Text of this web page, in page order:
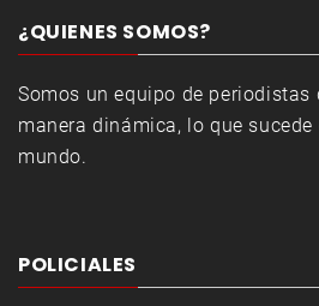
¿QUIENES SOMOS?
Somos un equipo de periodistas
manera dinámica, lo que sucede
mundo.
POLICIALES